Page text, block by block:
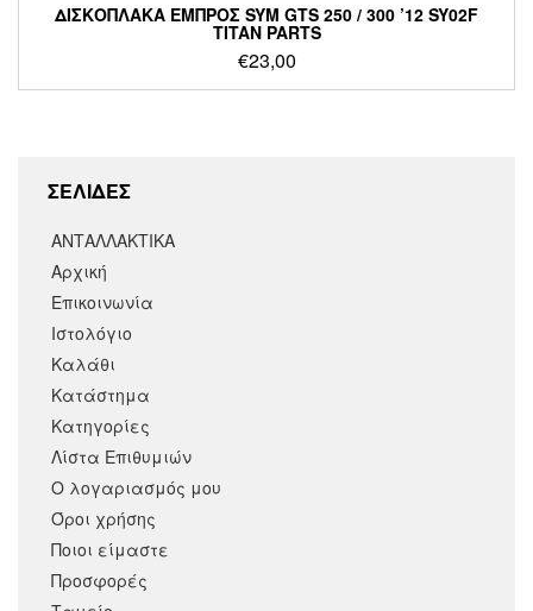
ΔΙΣΚΟΠΛΑΚΑ ΕΜΠΡΟΣ SYM GTS 250 / 300 ’12 SY02F
TITAN PARTS
€23,00
ΣΕΛΙΔΕΣ
ΑΝΤΑΛΛΑΚΤΙΚΑ
Αρχική
Επικοινωνία
Ιστολόγιο
Καλάθι
Κατάστημα
Κατηγορίες
Λίστα Επιθυμιών
Ο λογαριασμός μου
Όροι χρήσης
Ποιοι είμαστε
Προσφορές